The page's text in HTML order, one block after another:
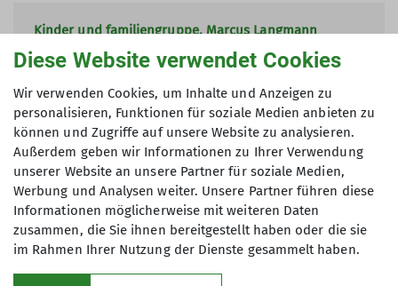
Kinder und familiengruppe, Marcus Langmann
06.01.2027
Langmann
Details
Diese Website verwendet Cookies
Wir verwenden Cookies, um Inhalte und Anzeigen zu
personalisieren, Funktionen für soziale Medien anbieten zu
können und Zugriffe auf unsere Website zu analysieren.
Außerdem geben wir Informationen zu Ihrer Verwendung
unserer Website an unsere Partner für soziale Medien,
Werbung und Analysen weiter. Unsere Partner führen diese
Informationen möglicherweise mit weiteren Daten
zusammen, die Sie ihnen bereitgestellt haben oder die sie
im Rahmen Ihrer Nutzung der Dienste gesammelt haben.